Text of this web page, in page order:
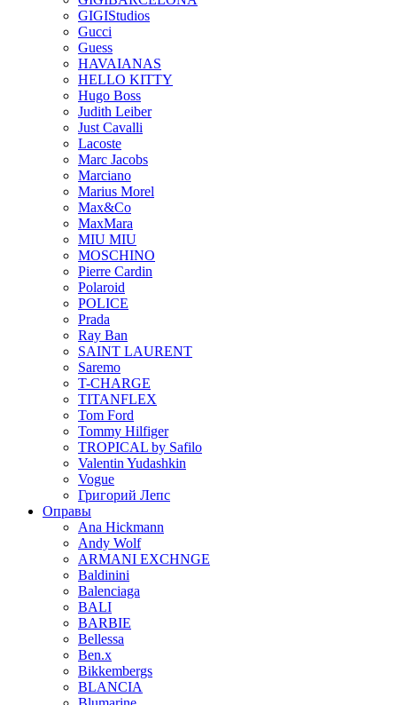
GIGIStudios
Gucci
Guess
HAVAIANAS
HELLO KITTY
Hugo Boss
Judith Leiber
Just Cavalli
Lacoste
Marc Jacobs
Marciano
Marius Morel
Max&Co
MaxMara
MIU MIU
MOSCHINO
Pierre Cardin
Polaroid
POLICE
Prada
Ray Ban
SAINT LAURENT
Saremo
T-CHARGE
TITANFLEX
Tom Ford
Tommy Hilfiger
TROPICAL by Safilo
Valentin Yudashkin
Vogue
Григорий Лепс
Оправы
Ana Hickmann
Andy Wolf
ARMANI EXCHNGE
Baldinini
Balenciaga
BALI
BARBIE
Bellessa
Ben.x
Bikkembergs
BLANCIA